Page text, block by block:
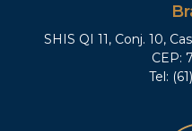
SHIS QI 11, Conj. 10,
CEP:
Tel: